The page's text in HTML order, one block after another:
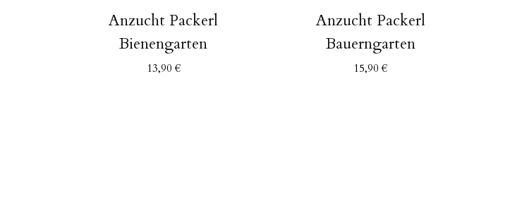
Anzucht Packerl
Bienengarten
13,90€
Anzucht Packerl
Bauerngarten
15,90€